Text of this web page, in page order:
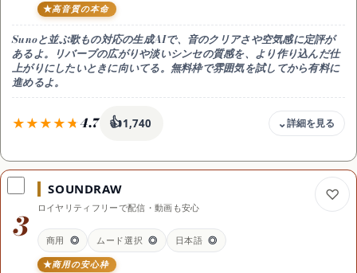
商用利用
可（有料プランで生成した曲は商用OK）
日本語
◎ 日本語プロンプトOK・アプリあり
得意なこと
チョップ風ボーカル入りのトラック
おすすめ用途
高音質の本命
Sunoと並ぶ歌もの対応の生成AIで、音のクリアさや空気感に定評が
あるよ。リバーブの広がりや淡いシンセの質感を、より作り込んだ仕
上がりにしたいときに向いてる。無料枠で雰囲気を試してから有料に
進めるよ。
4.7 👍1,740
料金
無料 / Standard 月10ドル / Pro 月30ドル
無料枠
無料枠あり(毎日10クレジット＋月100クレジット)。Standard 月10ド
ル(2,400クレジット)、Pro 月30ドル(6,000クレジット)
商用利用
可（有料プラン・規約に従う）
3
SOUNDRAW
ロイヤリティフリーで配信・動画も安心
商用 ◎ ムード選択 ◎ 日本語 ◎
商用の安心枠